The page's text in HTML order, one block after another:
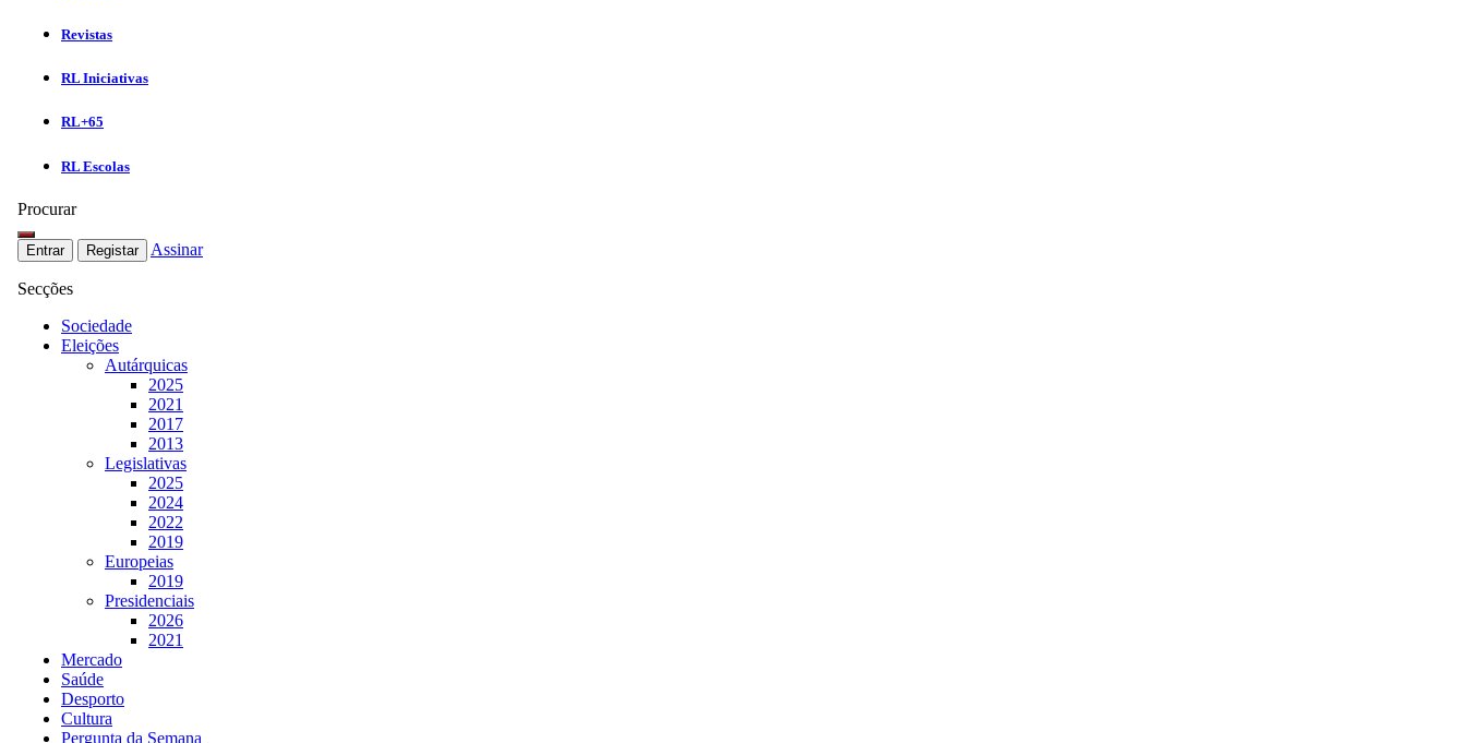
Revistas
RL Iniciativas
RL+65
RL Escolas
Procurar
Entrar Registar Assinar
Secções
Sociedade
Eleições
Autárquicas
2025
2021
2017
2013
Legislativas
2025
2024
2022
2019
Europeias
2019
Presidenciais
2026
2021
Mercado
Saúde
Desporto
Cultura
Pergunta da Semana